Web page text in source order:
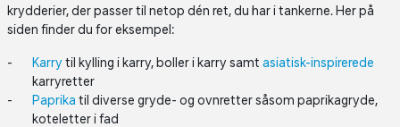
krydderier, der passer til netop dén ret, du har i tankerne. Her på
siden finder du for eksempel:
Karrytil kylling i karry, boller i karry samt asiatisk-inspirerede
karryretter
Paprika til diverse gryde- og ovnretter såsom paprikagryde,
koteletter i fad